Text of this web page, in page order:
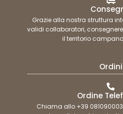
Grazie alla nostra struttura
validi collaboratori,
il territorio
Ordini
Ordine
Chiama allo +39